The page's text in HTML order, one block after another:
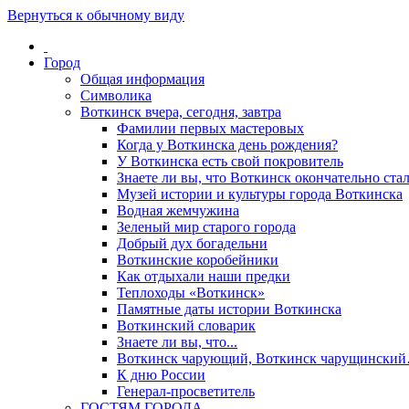
Вернуться к обычному виду
Город
Общая информация
Символика
Воткинск вчера, сегодня, завтра
Фамилии первых мастеровых
Когда у Воткинска день рождения?
У Воткинска есть свой покровитель
Знаете ли вы, что Воткинск окончательно
Музей истории и культуры города Воткинска
Водная жемчужина
Зеленый мир старого города
Добрый дух богадельни
Воткинские коробейники
Как отдыхали наши предки
Теплоходы «Воткинск»
Памятные даты истории Воткинска
Воткинский словарик
Знаете ли вы, что...
Воткинск чарующий, Воткинск
К дню России
Генерал-просветитель